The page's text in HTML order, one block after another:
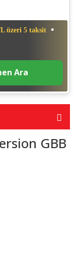
üzeri 5 taksit •
Ara
GBB